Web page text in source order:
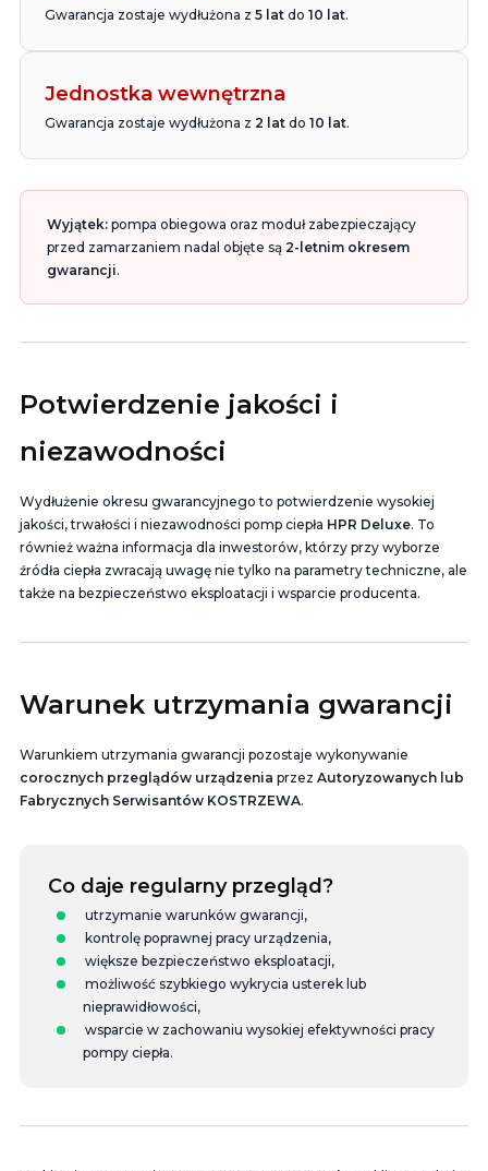
Gwarancja zostaje wydłużona z 5 lat do 10 lat.
Jednostka wewnętrzna
Gwarancja zostaje wydłużona z 2 lat do 10 lat.
Wyjątek: pompa obiegowa oraz moduł zabezpieczający
przed zamarzaniem nadal objęte są 2-letnim okresem
gwarancji.
Potwierdzenie jakości i
niezawodności
Wydłużenie okresu gwarancyjnego to potwierdzenie wysokiej
jakości, trwałości i niezawodności pomp ciepła HPR Deluxe. To
również ważna informacja dla inwestorów, którzy przy wyborze
źródła ciepła zwracają uwagę nie tylko na parametry techniczne, ale
także na bezpieczeństwo eksploatacji i wsparcie producenta.
Warunek utrzymania gwarancji
Warunkiem utrzymania gwarancji pozostaje wykonywanie
corocznych przeglądów urządzenia przez Autoryzowanych lub
Fabrycznych Serwisantów KOSTRZEWA.
Co daje regularny przegląd?
utrzymanie warunków gwarancji,
kontrolę poprawnej pracy urządzenia,
większe bezpieczeństwo eksploatacji,
możliwość szybkiego wykrycia usterek lub
nieprawidłowości,
wsparcie w zachowaniu wysokiej efektywności pracy
pompy ciepła.